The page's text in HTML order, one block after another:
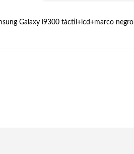
Galaxy i9300 táctil+lcd+marco